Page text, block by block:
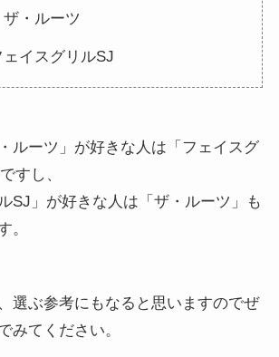
ザ・ルーツ
ェイスグリルSJ
ルーツ」が好きな人は「フェイスグ
すし、
SJ」が好きな人は「ザ・ルーツ」も
。
選ぶ参考にもなると思いますのでぜ
みてください。